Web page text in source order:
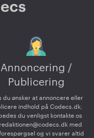
Annoncering /
Publicering
du ønsker at annoncere eller
indhold på Codecs.dk,
du venligst kontakte os
redaktionen@codecs.dk med
og vi svarer altid